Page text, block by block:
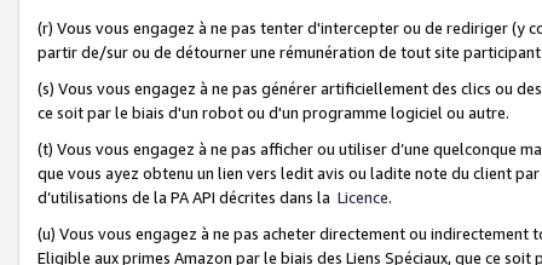
(r) Vous vous engagez à ne pas tenter d'intercepter ou de rediriger
partir de/sur ou de détourner une rémunération de tout site
(s) Vous vous engagez à ne pas générer artificiellement des clics ou
ce soit par le biais d'un robot ou d'un programme logiciel ou autre.
(t) Vous vous engagez à ne pas afficher ou utiliser d’une quelconque
que vous ayez obtenu un lien vers ledit avis ou ladite note du client
d’utilisations de la PA API décrites dans la Licence.
(u) Vous vous engagez à ne pas acheter directement ou
Eligible aux primes Amazon par le biais des Liens Spéciaux, que ce